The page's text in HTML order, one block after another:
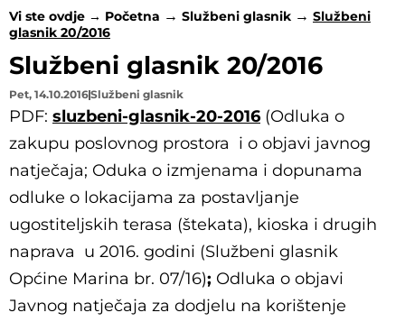
Vi ste ovdje → Početna Službeni glasnik
Službeni
glasnik 20/2016
Službeni glasnik 20/2016
Pet, 14.10.2016Službeni glasnik
PDF: sluzbeni-glasnik-20-2016 (Odluka o
zakupu poslovnog prostora i o objavi javnog
natječaja; Oduka o izmjenama i dopunama
odluke o lokacijama za postavljanje
ugostiteljskih terasa (štekata), kioska i drugih
naprava u 2016. godini (Službeni glasnik
Općine Marina br. 07/16); Odluka o objavi
Javnog natječaja za dodjelu na korištenje